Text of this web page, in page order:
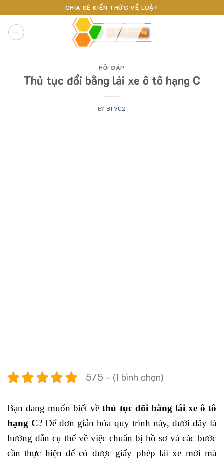
to
content
CHIA SẺ KIẾN THỨC VỀ LUẬT
HỎI ĐÁP
Thủ tục đổi bằng lái xe ô tô hạng C
BY BTV02
5/5 - (1 bình chọn)
Bạn đang muốn biết vềthủ tục đổi bằng lái xe ô tô
hạng C? Để đơn giản hóa quy trình này, dưới đây là
hướng dẫn cụ thể về việc chuẩn bị hồ sơ và các bước
cần thực hiện để có được giấy phép lái xe mới mà